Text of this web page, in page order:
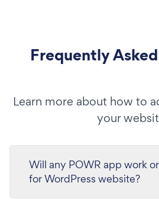
Frequently
Learn more about how to
your
Will any POWR app work
for WordPress website?